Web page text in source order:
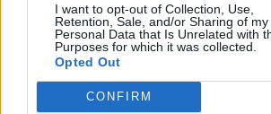
I want to opt-out of Collection, Use,
Retention, Sale, and/or Sharing of my
Personal Data that Is Unrelated with
Purposes for which it was collected.
Opted Out
CONFIRM